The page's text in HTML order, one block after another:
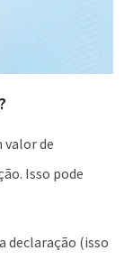
de
Isso pode
declaração (isso